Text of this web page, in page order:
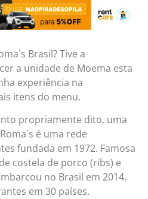
Brasil? Tive a
a unidade de Moema esta
experiência na
itens do menu.
propriamente dito, uma
é uma rede
fundada em 1972. Famosa
costela de porco (ribs) e
no Brasil em 2014.
em 30 países.